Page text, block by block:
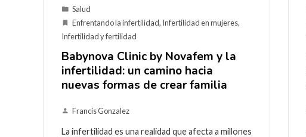
Salud
Enfrentando la infertilidad, Infertilidad en mujeres,
Infertilidad y fertilidad
Babynova Clinic by Novafem y la
infertilidad: un camino hacia
nuevas formas de crear familia
Francis Gonzalez
La infertilidad es una realidad que afecta a millones